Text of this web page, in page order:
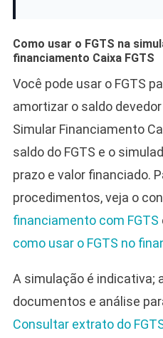
Como usar o FGTS na
financiamento Caixa FGTS
Você pode usar o FGTS
amortizar o saldo
Simular Financiamento
saldo do FGTS e o
prazo e valor financiado.
procedimentos, veja o
financiamento com FGTS
como usar o FGTS no
A simulação é indicativa;
documentos e análise
Consultar extrato do